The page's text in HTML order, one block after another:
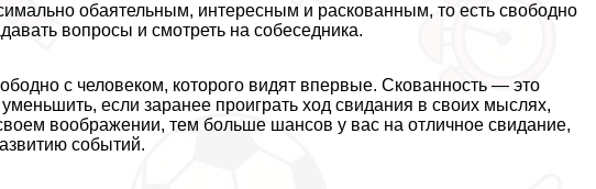
обаятельным, интересным и раскованным, то есть свободно
вопросы и смотреть на собеседника.
с человеком, которого видят впервые. Скованность — это
если заранее проиграть ход свидания в своих мыслях,
воображении, тем больше шансов у вас на отличное свидание,
событий.